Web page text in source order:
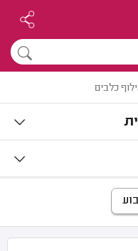
כלבים